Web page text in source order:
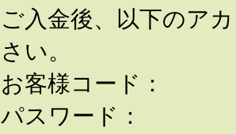
ご入金後、以下のア
さい。
お客様コード：
パスワード：